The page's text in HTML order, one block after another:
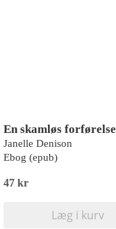
En skamløs forførelse
Janelle Denison
Ebog (epub)
47 kr
Læg i kurv